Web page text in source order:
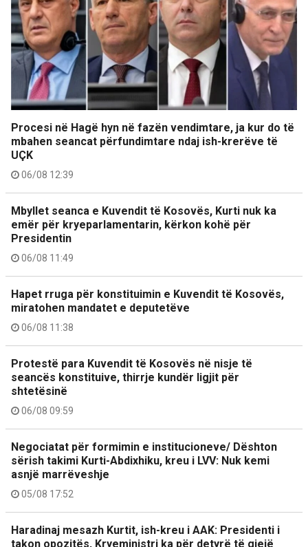
Procesi në Hagë hyn në fazën vendimtare, ja kur do të
mbahen seancat përfundimtare ndaj ish-krerëve të
UÇK
06/08 12:39
Mbyllet seanca e Kuvendit të Kosovës, Kurti nuk ka
emër për kryeparlamentarin, kërkon kohë për
Presidentin
06/08 11:49
Hapet rruga për konstituimin e Kuvendit të Kosovës,
miratohen mandatet e deputetëve
06/08 11:38
Protestë para Kuvendit të Kosovës në nisje të
seancës konstituive, thirrje kundër ligjit për
shtetësinë
06/08 09:59
Negociatat për formimin e institucioneve/ Dështon
sërish takimi Kurti-Abdixhiku, kreu i LVV: Nuk kemi
asnjë marrëveshje
05/08 17:52
Haradinaj mesazh Kurtit, ish-kreu i AAK: Presidenti i
takon opozitës, Kryeministri ka për detyrë të gjejë